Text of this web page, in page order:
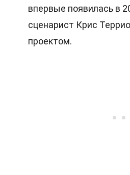
впервые появилась в
сценарист Крис
проектом.